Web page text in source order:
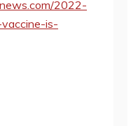
2022-
is-